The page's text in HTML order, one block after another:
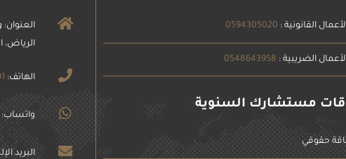
القانونية : 0594305020
الضريبية : 0548643958
مستشارك السنوية
حقوقي
الرياض،
الهاتف:
واتساب:
البريد